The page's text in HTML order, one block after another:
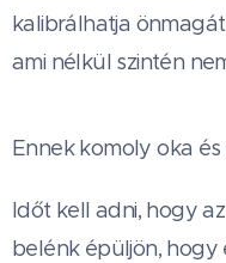
kalibrálhatja önmagát
ami nélkül szintén
Ennek komoly oka és
Időt kell adni, hogy
belénk épüljön, hogy